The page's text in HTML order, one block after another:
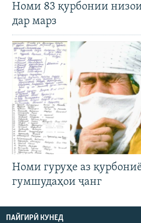
Номи 83 қурбонии низои
дар марз
Номи гуруҳе аз
гумшудаҳои ҷанг
ПАЙГИРӢ КУНЕД